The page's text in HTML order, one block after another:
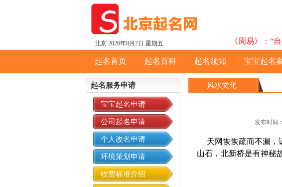
北京 2026年8月7日 星期五 《周易》：“
起名首页 起名百科 起名须知 宝宝起名
起名服务申请
宝宝起名申请
公司起名申请
个人改名申请
环境策划申请
收费标准介绍
风水文化
发布时间
天网恢恢疏而不漏，
山石，北新桥是有神秘